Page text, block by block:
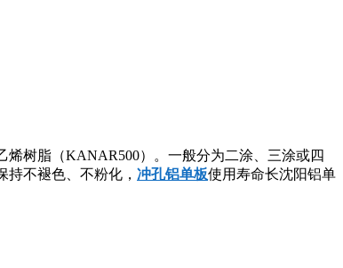
树脂（KANAR500）。一般分为二涂、三涂或四
不褪色、不粉化， 冲孔铝单板使用寿命长沈阳铝单